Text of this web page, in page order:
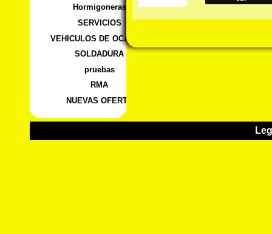
Hormigoneras
SERVICIOS
VEHICULOS DE OCASION
SOLDADURA
pruebas
RMA
NUEVAS OFERTA